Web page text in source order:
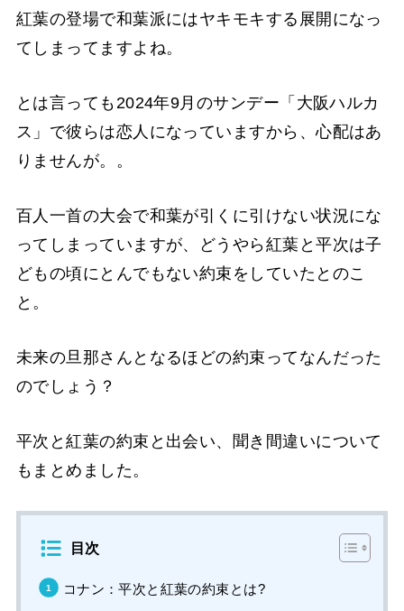
紅葉の登場で和葉派にはヤキモキする展開になっ
てしまってますよね。
とは言っても2024年9月のサンデー「大阪ハルカ
ス」で彼らは恋人になっていますから、心配はあ
りませんが。。
百人一首の大会で和葉が引くに引けない状況にな
ってしまっていますが、どうやら紅葉と平次は子
どもの頃にとんでもない約束をしていたとのこ
と。
未来の旦那さんとなるほどの約束ってなんだった
のでしょう？
平次と紅葉の約束と出会い、聞き間違いについて
もまとめました。
目次
コナン：平次と紅葉の約束とは?